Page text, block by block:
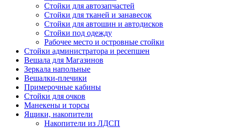
Стойки для автозапчастей
Стойки для тканей и занавесок
Стойки для автошин и автодисков
Стойки под одежду
Рабочее место и островные стойки
Стойки администратора и ресепшен
Вешала для Магазинов
Зеркала напольные
Вешалки-плечики
Примерочные кабины
Стойки для очков
Манекены и торсы
Ящики, накопители
Накопители из ЛДСП